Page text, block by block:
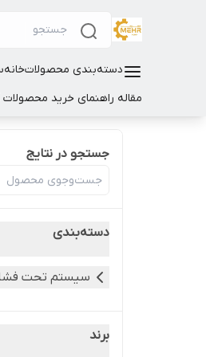
دسته‌بندی محصولاتخانه
مقاله راهنمای خرید محصولات EMAUX ایمکس | قیمت پمپ، فیلتر و تجهیزات استخر
جستجو در نتایج
دسته‌بندی
سیستم تحت
برند